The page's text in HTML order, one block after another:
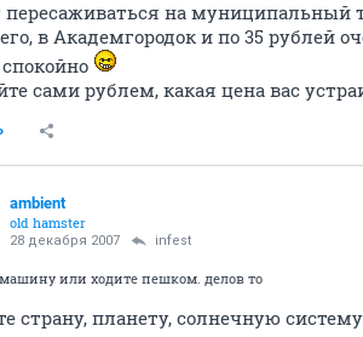
пересаживаться на муниципальный
в Академгородок и по 35 рублей
сами рублем, какая цена вас
ambient
old hamster
28 декабря 2007 infest
или ходите пешком. делов то
страну, планету, солнечную